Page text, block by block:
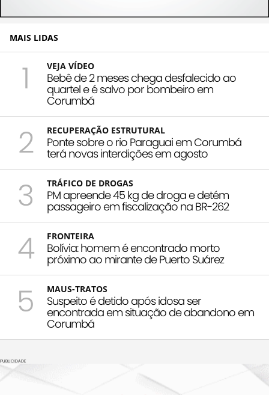
MAIS LIDAS
1 VEJA VÍDEO
Bebê de 2 meses chega desfalecido ao
quartel e é salvo por bombeiro em
Corumbá
2 RECUPERAÇÃO ESTRUTURAL
Ponte sobre o rio Paraguai em Corumbá
terá novas interdições em agosto
3 TRÁFICO DE DROGAS
PM apreende 45 kg de droga e detém
passageiro em fiscalização na BR-262
4 FRONTEIRA
Bolívia: homem é encontrado morto
próximo ao mirante de Puerto Suárez
5 MAUS-TRATOS
Suspeito é detido após idosa ser
encontrada em situação de abandono em
Corumbá
PUBLICIDADE